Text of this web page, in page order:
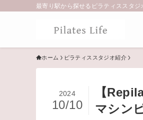
最寄り駅から探せるピラティススタジ
ホーム ピラティススタジオ紹介
【
マシン
2024
10/10